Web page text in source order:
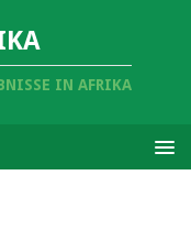
IN AFRIKA